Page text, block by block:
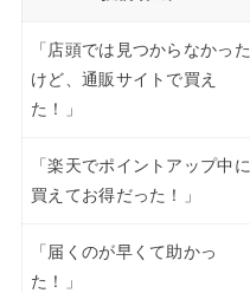
「店頭では見つからなかった
けど、通販サイトで買え
た！」
「楽天でポイントアップ中に
買えてお得だった！」
「届くのが早くて助かっ
た！」